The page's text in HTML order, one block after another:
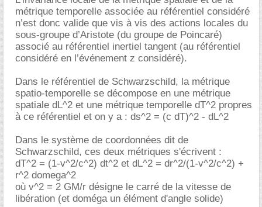
métrique temporelle associée au référentiel considéré
n’est donc valide que vis à vis des actions locales du
sous-groupe d’Aristote (du groupe de Poincaré)
associé au référentiel inertiel tangent (au référentiel
considéré en l’événement z considéré).
Dans le référentiel de Schwarzschild, la métrique
spatio-temporelle se décompose en une métrique
spatiale dL^2 et une métrique temporelle dT^2 propres
à ce référentiel et on y a : ds^2 = (c dT)^2 - dL^2
Dans le système de coordonnées dit de
Schwarzschild, ces deux métriques s'écrivent :
dT^2 = (1-v^2/c^2) dt^2 et dL^2 = dr^2/(1-v^2/c^2) +
r^2 domega^2
où v^2 = 2 GM/r désigne le carré de la vitesse de
libération (et doméga un élément d'angle solide)